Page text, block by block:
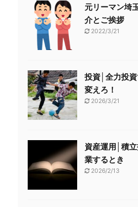
元リーマン埼
介とご挨拶
2022/3/21
投資│全力投
変えろ！
2026/3/21
資産運用│積
業するとき
2026/2/13